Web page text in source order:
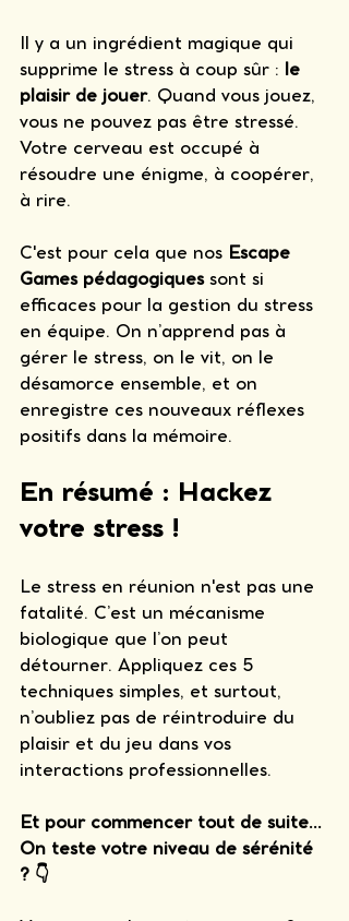
Il y a un ingrédient magique qui
supprime le stress à coup sûr :
le
plaisir de jouer. Quand vous jouez,
vous ne pouvez pas être stressé.
Votre cerveau est occupé à
résoudre une énigme, à coopérer,
à rire.
C'est pour cela que nos Escape
Games pédagogiques sont si
efficaces pour la gestion du stress
en équipe. On n’apprend pas à
gérer le stress, on le vit, on le
désamorce ensemble, et on
enregistre ces nouveaux réflexes
positifs dans la mémoire.
En résumé : Hackez
votre stress !
Le stress en réunion n'est pas une
fatalité. C’est un mécanisme
biologique que l’on peut
détourner. Appliquez ces 5
techniques simples, et surtout,
n’oubliez pas de réintroduire du
plaisir et du jeu dans vos
interactions professionnelles.
Et pour commencer tout de suite...
On teste votre niveau de sérénité
? 👇